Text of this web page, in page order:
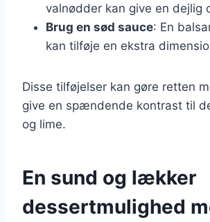
valnødder kan give en dejlig
Brug en sød sauce: En
kan tilføje en ekstra
Disse tilføjelser kan gøre retten
give en spændende kontrast til
og lime.
En sund og lækker
dessertmulighed